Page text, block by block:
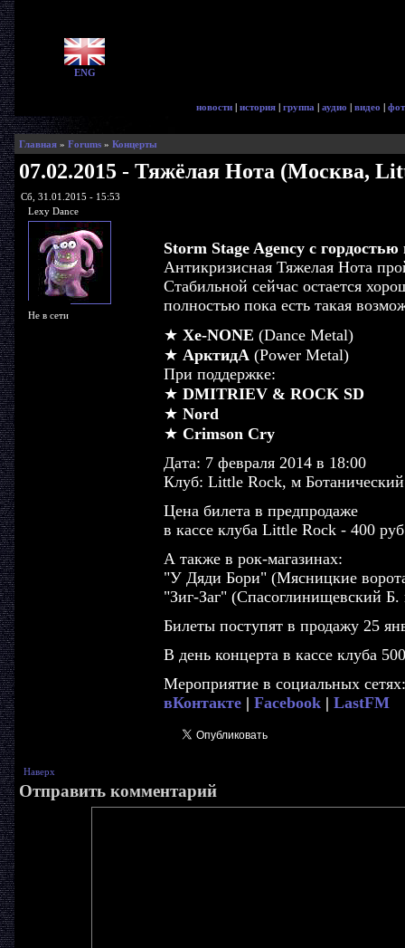
ENG
новости | история | группа | аудио | видео |
Главная» Forums» Концерты
07.02.2015 - Тяжёлая Нота (Москва,
Сб, 31.01.2015 - 15:53
Lexy Dance
Не в сети
Storm Stage Agency с гордостью
Антикризисная Тяжелая Нота
Стабильной сейчас остается
полностью пока есть такая
★ Xe-NONE (Dance Metal)
★ АрктидА(Power Metal)
При поддержке:
★ DMITRIEV & ROCK SD
★ Nord
★ Crimson Cry
Дата: 7 февраля 2014 в 18:00
Клуб: Little Rock, м Ботанический
Цена билета в предпродаже
в кассе клуба Little Rock - 400
А также в рок-магазинах:
"У Дяди Бори" (Мясницкие
"Зиг-Заг" (Спасоглинищевский
Билеты поступят в продажу 25
В день концерта в кассе клуба
Мероприятие в социальных сетях:
вКонтакте| Facebook| LastFM
Наверх
Отправить комментарий